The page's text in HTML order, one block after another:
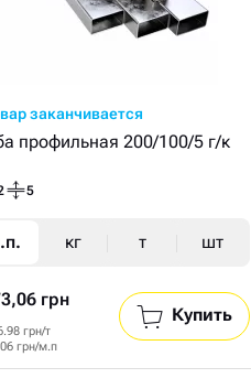
заканчивается
профильная 200/100/5 г/к
5
кг т шт
грн
грн/т
грн/м.п
Купить